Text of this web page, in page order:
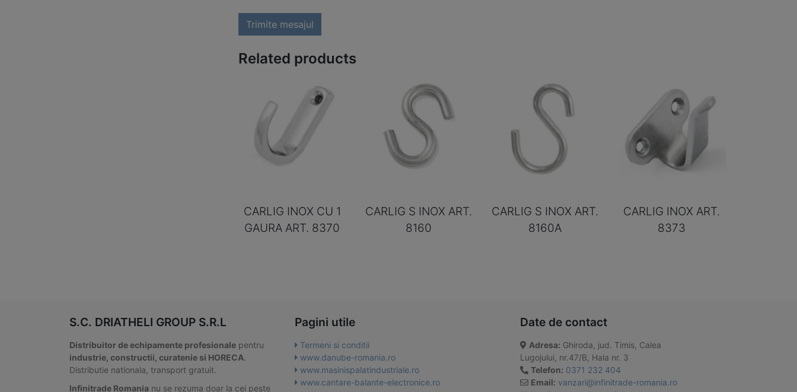
Trimite mesajul
Related products
CARLIG INOX CU 1
GAURA ART. 8370
CARLIG S INOX ART.
8160
CARLIG S INOX ART.
8160A
CARLIG INOX ART.
8373
S.C. DRIATHELI GROUP S.R.L
Distribuitor de echipamente profesionale pentru
industrie, constructii, curatenie si HORECA.
Distributie nationala, transport gratuit.
Infinitrade Romania nu se rezuma doar la cei peste
Pagini utile
Termeni si conditii
www.danube-romania.ro
www.masinispalatindustriale.ro
www.cantare-balante-electronice.ro
Date de contact
Adresa: Ghiroda, jud. Timis, Calea
Lugojului, nr.47/B, Hala nr. 3
Telefon: 0371 232 404
Email: vanzari@infinitrade-romania.ro